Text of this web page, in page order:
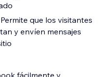
que los visitantes
y envíen mensajes